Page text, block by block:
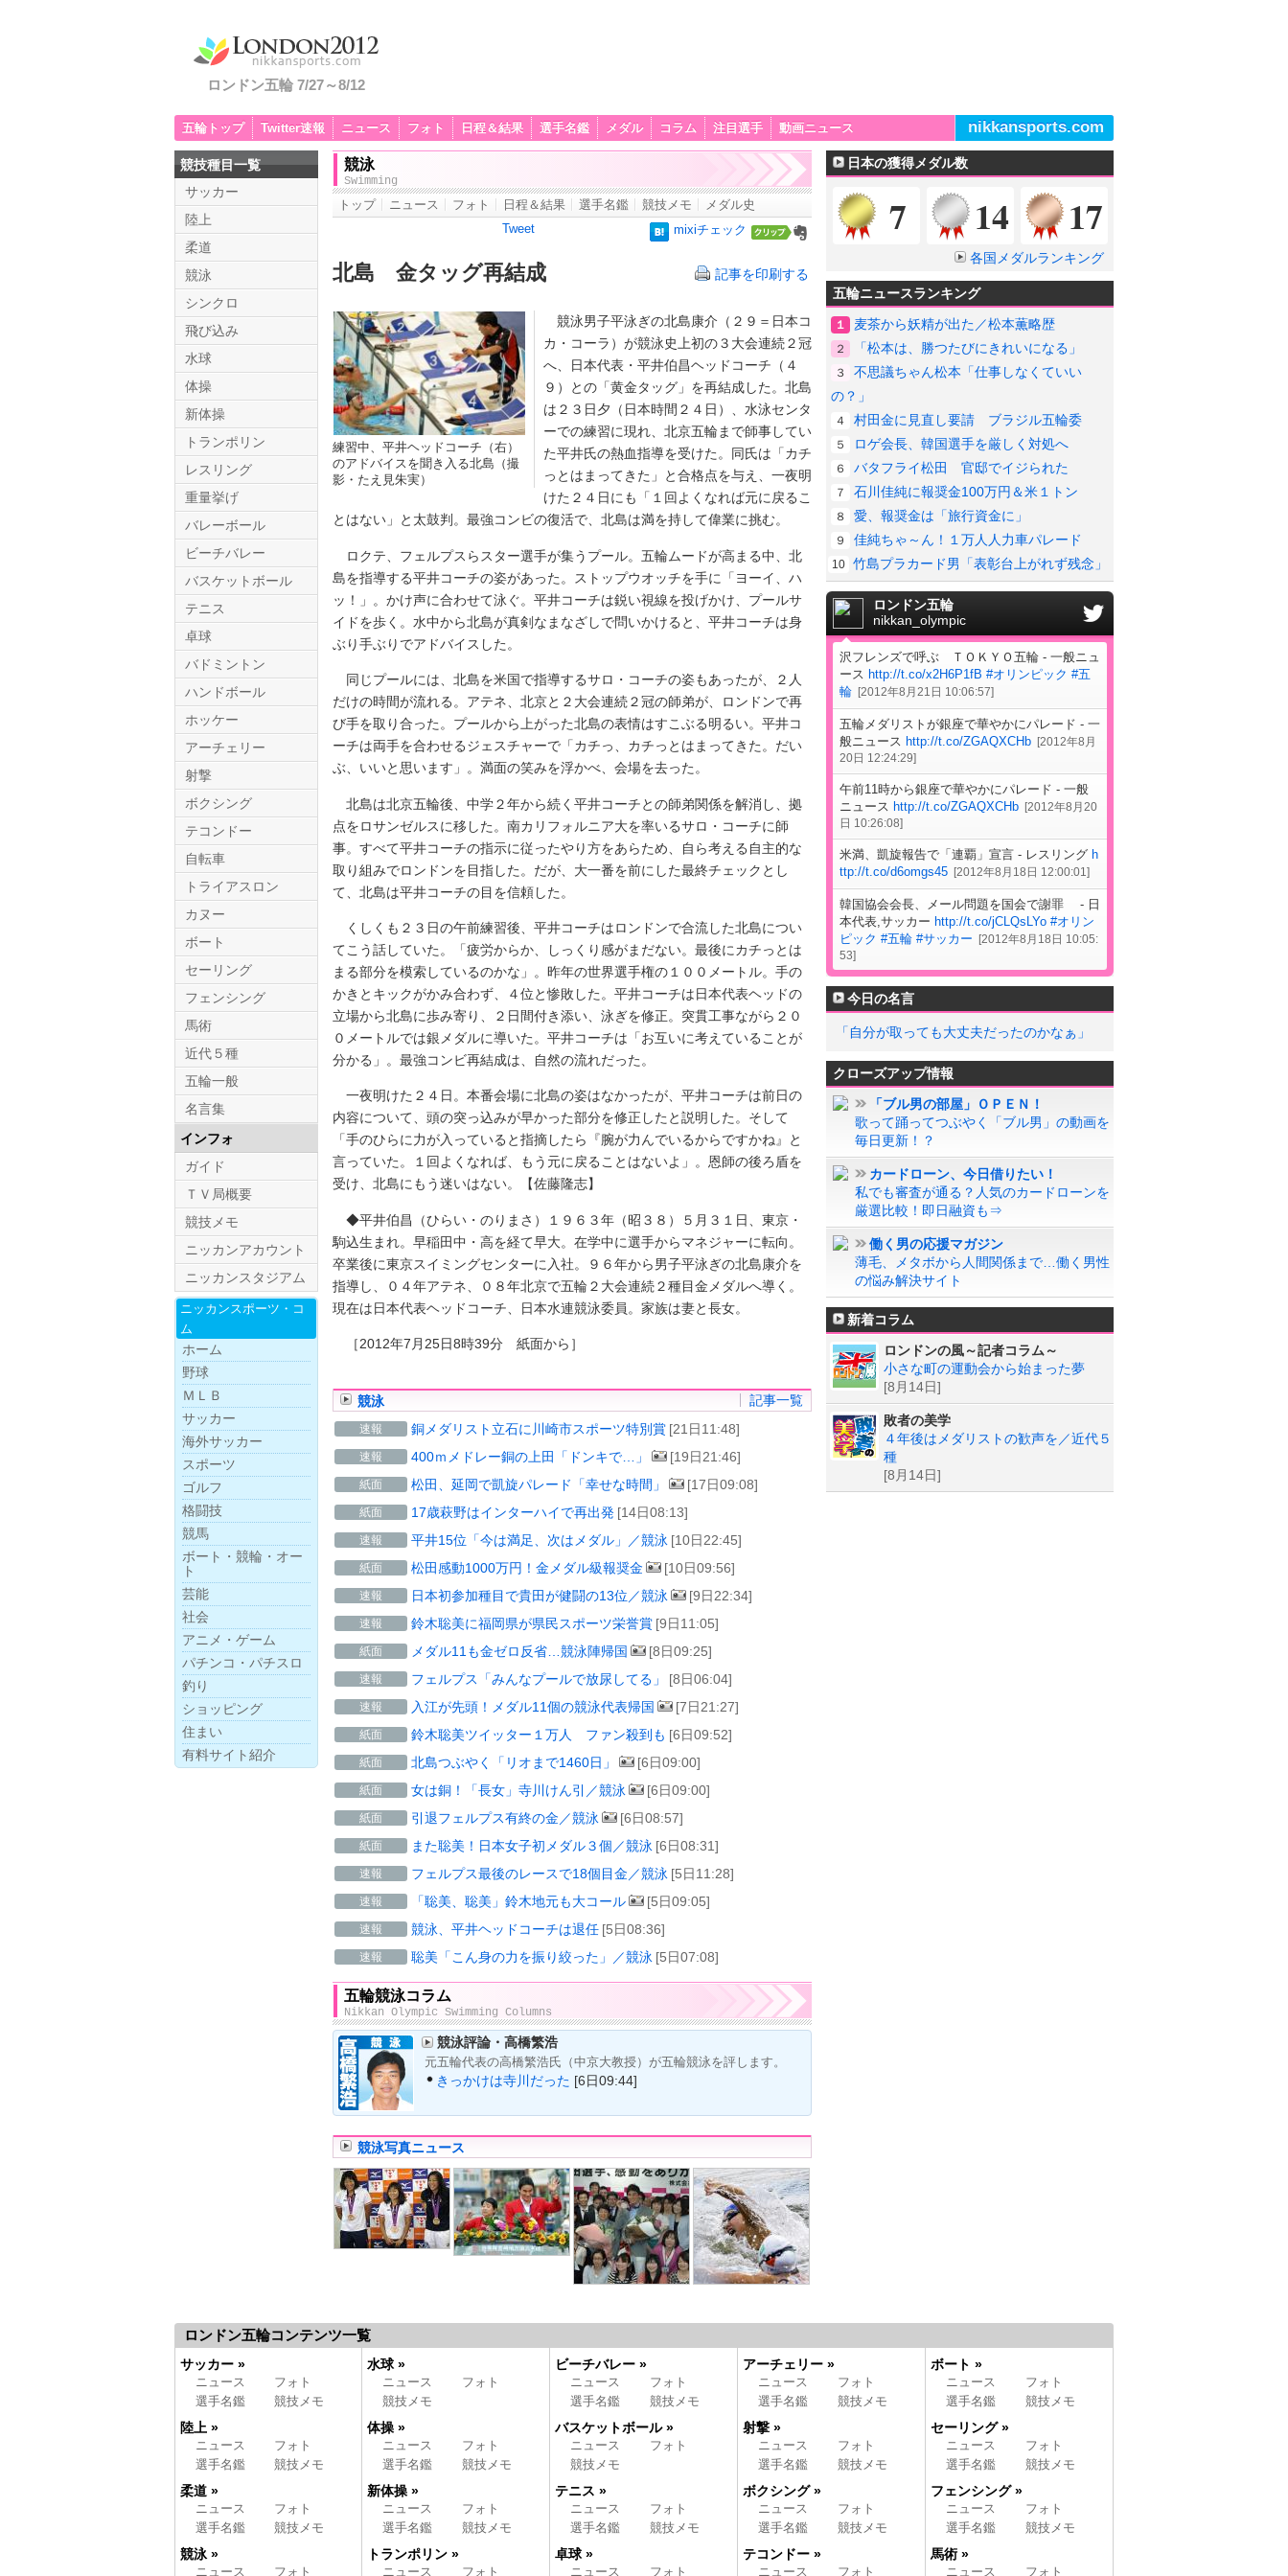
ロンドン五輪 7/27～8/12
五輪トップ Twitter速報 ニュース フォト 日程＆結果 選手名鑑 メダル コラム 注目選手 動画ニュース nikkansports.com
競泳
Swimming
トップ ニュース フォト 日程＆結果 選手名鑑 競技メモ
メダル史
Tweet
mixiチェック
北島 金タッグ再結成 記事を印刷する
練習中、平井ヘッドコーチ（右）
のアドバイスを聞き入る北島（撮
影・たえ見朱実）
競泳男子平泳ぎの北島康介（２９＝日本コ
カ・コーラ）が競泳史上初の３大会連続２冠
へ、日本代表・平井伯昌ヘッドコーチ（４
９）との「黄金タッグ」を再結成した。北島
は２３日夕（日本時間２４日）、水泳センタ
ーでの練習に現れ、北京五輪まで師事してい
た平井氏の熱血指導を受けた。同氏は「カチ
っとはまってきた」と合格点を与え、一夜明
けた２４日にも「１回よくなれば元に戻るこ
とはない」と太鼓判。最強コンビの復活で、北島は満を持して偉業に挑む。
ロクテ、フェルプスらスター選手が集うプール。五輪ムードが高まる中、北
島を指導する平井コーチの姿があった。ストップウオッチを手に「ヨーイ、ハ
ッ！」。かけ声に合わせて泳ぐ。平井コーチは鋭い視線を投げかけ、プールサ
イドを歩く。水中から北島が真剣なまなざしで問いかけると、平井コーチは身
ぶり手ぶりでアドバイスした。
同じプールには、北島を米国で指導するサロ・コーチの姿もあったが、２人
だけの時間が流れる。アテネ、北京と２大会連続２冠の師弟が、ロンドンで再
び手を取り合った。プールから上がった北島の表情はすこぶる明るい。平井コ
ーチは両手を合わせるジェスチャーで「カチっ、カチっとはまってきた。だい
ぶ、いいと思います」。満面の笑みを浮かべ、会場を去った。
北島は北京五輪後、中学２年から続く平井コーチとの師弟関係を解消し、拠
点をロサンゼルスに移した。南カリフォルニア大を率いるサロ・コーチに師
事。すべて平井コーチの指示に従ったやり方をあらため、自ら考える自主的な
取り組みでロンドンを目指した。だが、大一番を前にした最終チェックとし
て、北島は平井コーチの目を信頼した。
くしくも２３日の午前練習後、平井コーチはロンドンで合流した北島につい
てこう話していた。「疲労からか、しっくり感がまだない。最後にカチっとは
まる部分を模索しているのかな」。昨年の世界選手権の１００メートル。手の
かきとキックがかみ合わず、４位と惨敗した。平井コーチは日本代表ヘッドの
立場から北島に歩み寄り、２日間付き添い、泳ぎを修正。突貫工事ながら２０
０メートルでは銀メダルに導いた。平井コーチは「お互いに考えていることが
分かる」。最強コンビ再結成は、自然の流れだった。
一夜明けた２４日。本番会場に北島の姿はなかったが、平井コーチは前日の
内容について、頭の突っ込みが早かった部分を修正したと説明した。そして
「手のひらに力が入っていると指摘したら『腕が力んでいるからですかね』と
言っていた。１回よくなれば、もう元に戻ることはないよ」。恩師の後ろ盾を
受け、北島にもう迷いはない。【佐藤隆志】
◆平井伯昌（ひらい・のりまさ）１９６３年（昭３８）５月３１日、東京・
駒込生まれ。早稲田中・高を経て早大。在学中に選手からマネジャーに転向。
卒業後に東京スイミングセンターに入社。９６年から男子平泳ぎの北島康介を
指導し、０４年アテネ、０８年北京で五輪２大会連続２種目金メダルへ導く。
現在は日本代表ヘッドコーチ、日本水連競泳委員。家族は妻と長女。
［2012年7月25日8時39分 紙面から］
競泳 記事一覧
速報 銅メダリスト立石に川崎市スポーツ特別賞 [21日11:48]
速報 400ｍメドレー銅の上田「ドンキで…」 [19日21:46]
紙面 松田、延岡で凱旋パレード「幸せな時間」 [17日09:08]
紙面 17歳萩野はインターハイで再出発 [14日08:13]
速報 平井15位「今は満足、次はメダル」／競泳 [10日22:45]
紙面 松田感動1000万円！金メダル級報奨金 [10日09:56]
速報 日本初参加種目で貴田が健闘の13位／競泳 [9日22:34]
速報 鈴木聡美に福岡県が県民スポーツ栄誉賞 [9日11:05]
紙面 メダル11も金ゼロ反省…競泳陣帰国 [8日09:25]
速報 フェルプス「みんなプールで放尿してる」 [8日06:04]
速報 入江が先頭！メダル11個の競泳代表帰国 [7日21:27]
紙面 鈴木聡美ツイッター１万人 ファン殺到も [6日09:52]
紙面 北島つぶやく「リオまで1460日」 [6日09:00]
紙面 女は銅！「長女」寺川けん引／競泳 [6日09:00]
紙面 引退フェルプス有終の金／競泳 [6日08:57]
紙面 また聡美！日本女子初メダル３個／競泳 [6日08:31]
速報 フェルプス最後のレースで18個目金／競泳 [5日11:28]
速報 「聡美、聡美」鈴木地元も大コール [5日09:05]
速報 競泳、平井ヘッドコーチは退任 [5日08:36]
速報 聡美「こん身の力を振り絞った」／競泳 [5日07:08]
五輪競泳コラム
Nikkan Olympic Swimming Columns
競泳評論・高橋繁浩
元五輪代表の高橋繁浩氏（中京大教授）が五輪競泳を評します。
きっかけは寺川だった [6日09:44]
競泳写真ニュース
競技種目一覧
サッカー
陸上
柔道
競泳
シンクロ
飛び込み
水球
体操
新体操
トランポリン
レスリング
重量挙げ
バレーボール
ビーチバレー
バスケットボール
テニス
卓球
バドミントン
ハンドボール
ホッケー
アーチェリー
射撃
ボクシング
テコンドー
自転車
トライアスロン
カヌー
ボート
セーリング
フェンシング
馬術
近代５種
五輪一般
名言集
インフォ
ガイド
ＴＶ局概要
競技メモ
ニッカンアカウント
ニッカンスタジアム
ニッカンスポーツ・ コ
ム
ホーム
野球
ＭＬＢ
サッカー
海外サッカー
スポーツ
ゴルフ
格闘技
競馬
ボー ト・ 競輪・ オー
ト
芸能
社会
アニメ・ゲーム
パチンコ・パチスロ
釣り
ショッピング
住まい
有料サイト紹介
日本の獲得メダル数
金メダル
7 銀メダル
14 17
各国メダルランキング
五輪ニュースランキング
１ 麦茶から妖精が出た／松本薫略歴
２ 「松本は、勝つたびにきれいになる」
３
不思議ちゃん松本「仕事しなくていい
の？」
４ 村田金に見直し要請 ブラジル五輪委
５ ロゲ会長、韓国選手を厳しく対処へ
６ バタフライ松田 官邸でイジられた
７ 石川佳純に報奨金100万円＆米１トン
８ 愛、報奨金は「旅行資金に」
９ 佳純ちゃ～ん！１万人人力車パレード
10 竹島プラカード男「表彰台上がれず残念」
Twitter.com
ロンドン五輪
nikkan_olympic
沢フレンズで呼ぶ ＴＯＫＹＯ五輪 - 一般ニュ
ース http://t.co/x2H6P1fB #オリンピック #五
輪 [2012年8月21日 10:06:57]
五輪メダリストが銀座で華やかにパレード - 一
般ニュース http://t.co/ZGAQXCHb [2012年8月
20日 12:24:29]
午前11時から銀座で華やかにパレード - 一般
ニュース http://t.co/ZGAQXCHb [2012年8月20
日 10:26:08]
米満、凱旋報告で「連覇」宣言 - レスリング h
ttp://t.co/d6omgs45 [2012年8月18日 12:00:01 ]
韓国協会会長、メール問題を国会で謝罪 - 日
本代表,サッカー http://t.co/jCLQsLYo #オリン
ピック #五輪 #サッカー [2012年8月18日 10:05:
53]
今日の名言
「自分が取っても大丈夫だったのかなぁ」
クローズアップ情報
「ブル男の部屋」ＯＰＥＮ！
歌って踊ってつぶやく「ブル男」の動画を
毎日更新！？
カードローン、今日借りたい！
私でも審査が通る？人気のカードローンを
厳選比較！即日融資も⇒
働く男の応援マガジン
薄毛、メタボから人間関係まで…働く男性
の悩み解決サイト
新着コラム
ロンドンの風～記者コラム～
小さな町の運動会から始まった夢
[8月14日]
敗者の美学
４年後はメダリストの歓声を／近代５
種
[8月14日]
ロンドン五輪コンテンツ一覧
サッカー »
ニュース
フォト
選手名鑑
競技メモ
陸上 »
ニュース
フォト
選手名鑑
競技メモ
柔道 »
ニュース
フォト
選手名鑑
競技メモ
競泳 »
ニュース フォト
水球 »
ニュース
フォト
競技メモ
体操 »
ニュース
フォト
選手名鑑
競技メモ
新体操 »
ニュース
フォト
選手名鑑
競技メモ
トランポリン »
ニュース フォト
ビーチバレー »
ニュース
フォト
選手名鑑
競技メモ
バスケットボール »
ニュース
フォト
競技メモ
テニス »
ニュース
フォト
選手名鑑
競技メモ
卓球 »
ニュース フォト
アーチェリー »
ニュース
フォト
選手名鑑
競技メモ
射撃 »
ニュース
フォト
選手名鑑
競技メモ
ボクシング »
ニュース
フォト
選手名鑑
競技メモ
テコンドー »
ニュース フォト
ボート »
ニュース
フォト
選手名鑑
競技メモ
セーリング »
ニュース
フォト
選手名鑑
競技メモ
フェンシング »
ニュース
フォト
選手名鑑
競技メモ
馬術 »
ニュース フォト